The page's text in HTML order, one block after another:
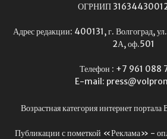
ОГРНИП
Адрес редакции: 400131, г. Волгоград,
2А, оф.501
Телефон : +7 961 088
E-mail:
Возрастная категория интернет
Публикации с пометкой «Реклама» -